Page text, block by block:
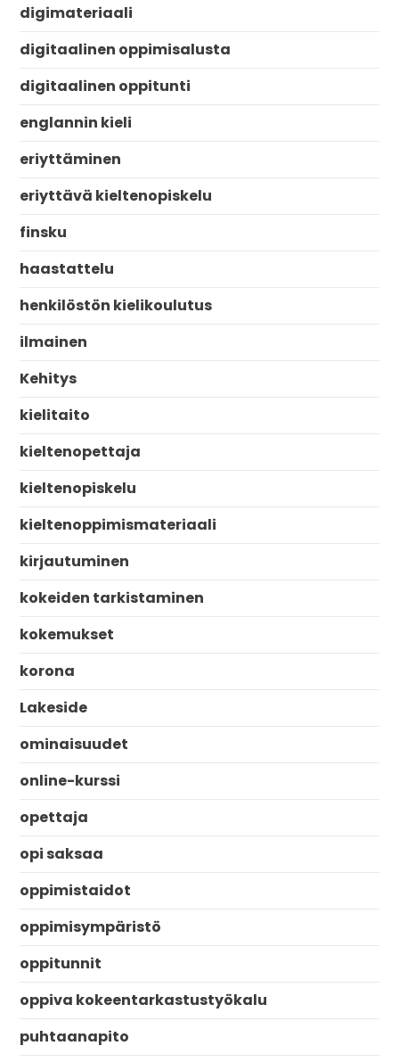
digimateriaali
digitaalinen oppimisalusta
digitaalinen oppitunti
englannin kieli
eriyttäminen
eriyttävä kieltenopiskelu
finsku
haastattelu
henkilöstön kielikoulutus
ilmainen
Kehitys
kielitaito
kieltenopettaja
kieltenopiskelu
kieltenoppimismateriaali
kirjautuminen
kokeiden tarkistaminen
kokemukset
korona
Lakeside
ominaisuudet
online-kurssi
opettaja
opi saksaa
oppimistaidot
oppimisympäristö
oppitunnit
oppiva kokeentarkastustyökalu
puhtaanapito